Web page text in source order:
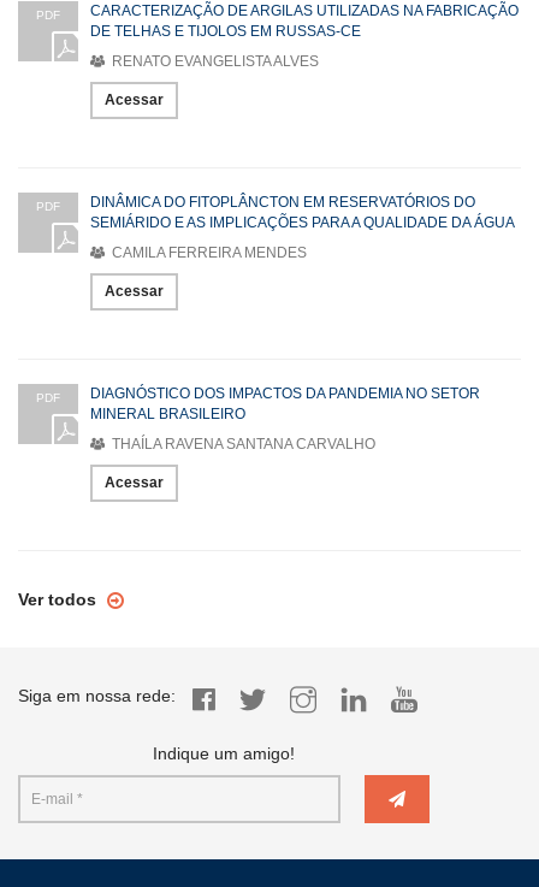
PDF
CARACTERIZAÇÃO DE ARGILAS UTILIZADAS NA FABRICAÇÃO
DE TELHAS E TIJOLOS EM RUSSAS-CE
RENATO EVANGELISTA ALVES
Acessar
PDF
DINÂMICA DO FITOPLÂNCTON EM RESERVATÓRIOS DO
SEMIÁRIDO E AS IMPLICAÇÕES PARA A QUALIDADE DA ÁGUA
CAMILA FERREIRA MENDES
Acessar
PDF
DIAGNÓSTICO DOS IMPACTOS DA PANDEMIA NO SETOR
MINERAL BRASILEIRO
THAÍLA RAVENA SANTANA CARVALHO
Acessar
Ver todos
Siga em nossa rede:
Indique um amigo!